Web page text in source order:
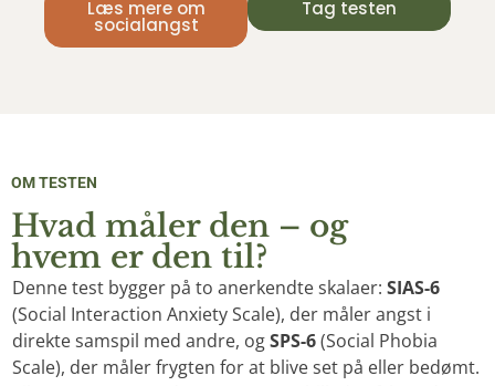
Læs mere om
socialangst
Tag testen
OM TESTEN
Hvad måler den – og
hvem er den til?
Denne test bygger på to anerkendte skalaer: SIAS-6
(Social Interaction Anxiety Scale), der måler angst i
direkte samspil med andre, ogSPS-6(Social Phobia
Scale), der måler frygten for at blive set på eller bedømt.